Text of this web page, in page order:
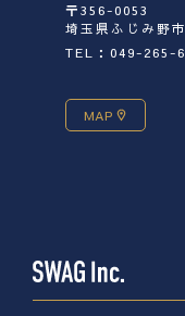
〒356-0053
埼玉県ふじみ野
TEL：049-265-
MAP